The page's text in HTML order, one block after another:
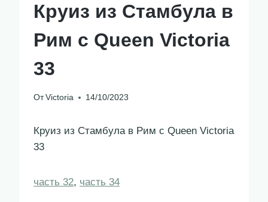
Круиз из Стамбула в
Рим с Queen Victoria
33
От Victoria 14/10/2023
Круиз из Стамбула в Рим с Queen Victoria
33
часть 32, часть 34